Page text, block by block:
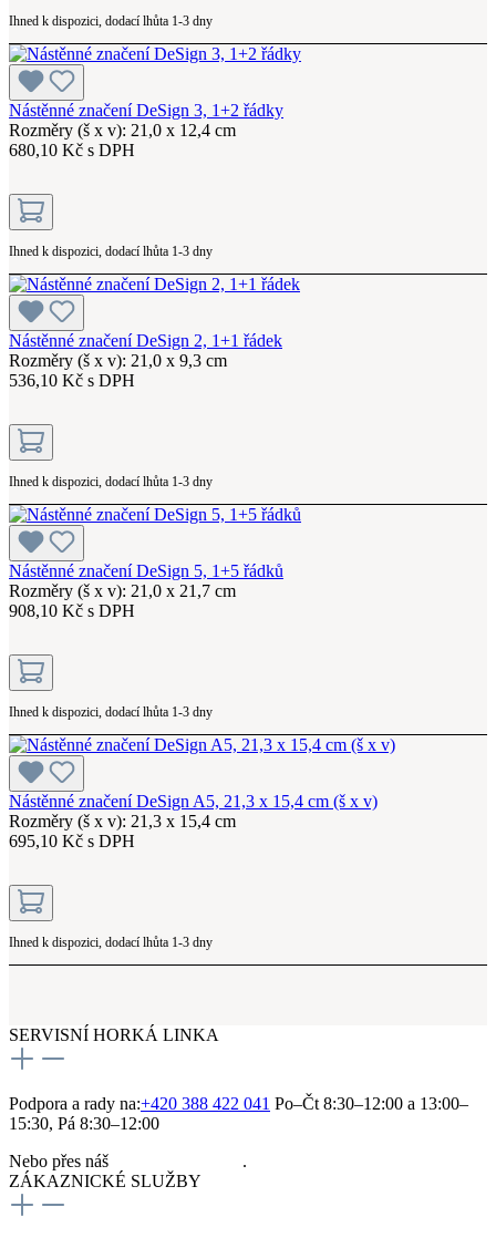
Ihned k dispozici, dodací lhůta 1-3 dny
Nástěnné značení DeSign 3, 1+2 řádky
Rozměry (š x v): 21,0 x 12,4 cm
680,10 Kč s DPH
Ihned k dispozici, dodací lhůta 1-3 dny
Nástěnné značení DeSign 2, 1+1 řádek
Rozměry (š x v): 21,0 x 9,3 cm
536,10 Kč s DPH
Ihned k dispozici, dodací lhůta 1-3 dny
Nástěnné značení DeSign 5, 1+5 řádků
Rozměry (š x v): 21,0 x 21,7 cm
908,10 Kč s DPH
Ihned k dispozici, dodací lhůta 1-3 dny
Nástěnné značení DeSign A5, 21,3 x 15,4 cm (š x v)
Rozměry (š x v): 21,3 x 15,4 cm
695,10 Kč s DPH
Ihned k dispozici, dodací lhůta 1-3 dny
SERVISNÍ HORKÁ LINKA
Podpora a rady na:+420 388 422 041 Po–Čt 8:30–12:00 a 13:00–
15:30, Pá 8:30–12:00
Nebo přes náš
.
ZÁKAZNICKÉ SLUŽBY